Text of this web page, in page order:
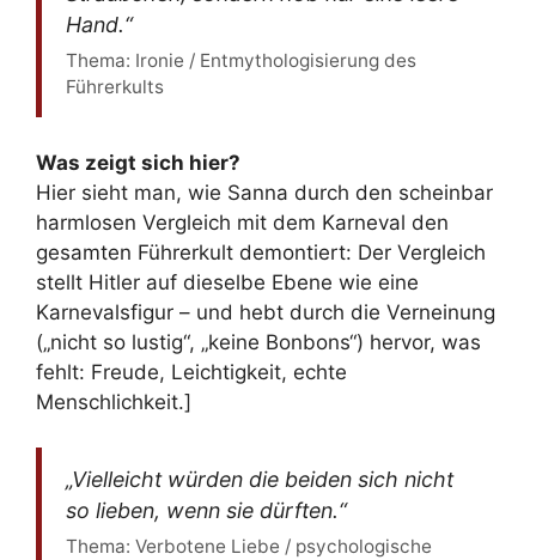
Hand.“
Thema: Ironie / Entmythologisierung des
Führerkults
Was zeigt sich hier?
Hier sieht man, wie Sanna durch den scheinbar
harmlosen Vergleich mit dem Karneval den
gesamten Führerkult demontiert: Der Vergleich
stellt Hitler auf dieselbe Ebene wie eine
Karnevalsfigur – und hebt durch die Verneinung
(„nicht so lustig“, „keine Bonbons“) hervor, was
fehlt: Freude, Leichtigkeit, echte
Menschlichkeit.]
„Vielleicht würden die beiden sich nicht
so lieben, wenn sie dürften.“
Thema: Verbotene Liebe / psychologische